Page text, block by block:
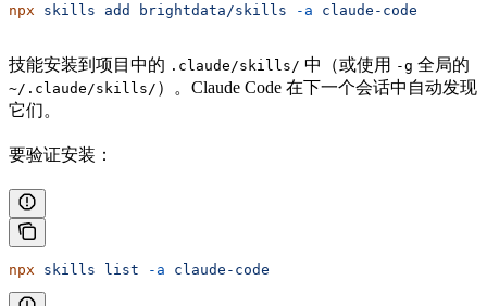
npx skills add brightdata/skills -a claude-code
技能安装到项目中的 .claude/skills/ 中（或使用 -g 全局的
~/.claude/skills/ ）。Claude Code 在下一个会话中自动发现
它们。
要验证安装：
npx skills list -a claude-code